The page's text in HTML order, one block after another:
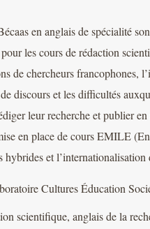
en anglais de spécialité
les cours de rédaction
de chercheurs francophones,
discours et les difficultés
leur recherche et publier
en place de cours EMILE
et l’internationalisation
Cultures Éducation
scientifique, anglais de la